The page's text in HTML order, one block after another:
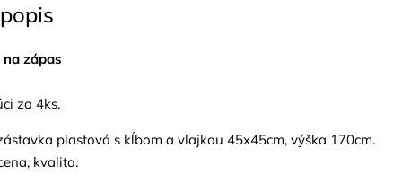
zápas
zo 4ks.
plastová s kĺbom a vlajkou 45x45cm, výška 170cm.
kvalita.